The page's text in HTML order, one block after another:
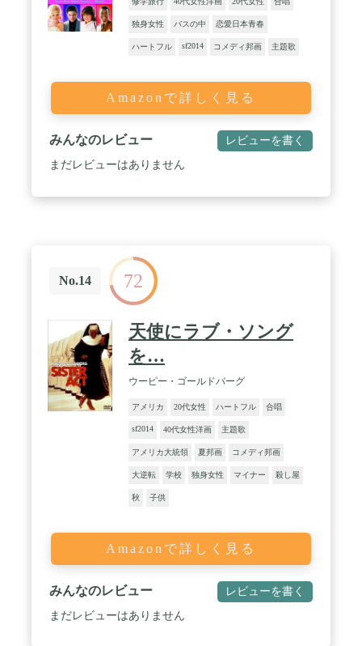
独身女性 バスの中 恋愛日本青春
ハートフル sf2014 コメディ邦画 主題歌
Amazonで詳しく見る
みんなのレビュー レビューを書く
まだレビューはありません
No.14 72
天使にラブ・ソング
を…
ウーピー・ゴールドバーグ
アメリカ 20代女性 ハートフル 合唱
sf2014 40代女性洋画 主題歌
アメリカ大統領 夏邦画 コメディ邦画
大逆転 学校 独身女性 マイナー 殺し屋
秋 子供
Amazonで詳しく見る
みんなのレビュー レビューを書く
まだレビューはありません